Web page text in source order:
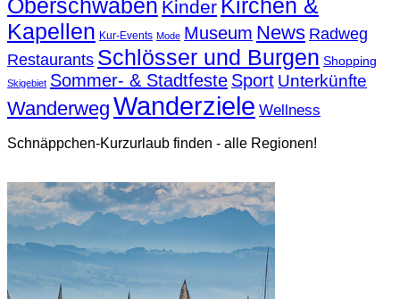
Oberschwaben Kinder Kirchen &
Kapellen Kur-Events Mode Museum News Radweg
Restaurants Schlösser und Burgen Shopping
Skigebiet Sommer- & Stadtfeste Sport Unterkünfte
Wanderweg Wanderziele Wellness
Schnäppchen-Kurzurlaub finden - alle Regionen!